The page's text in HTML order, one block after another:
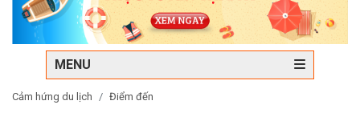
MENU
Cảm hứng du lịch Điểm đến